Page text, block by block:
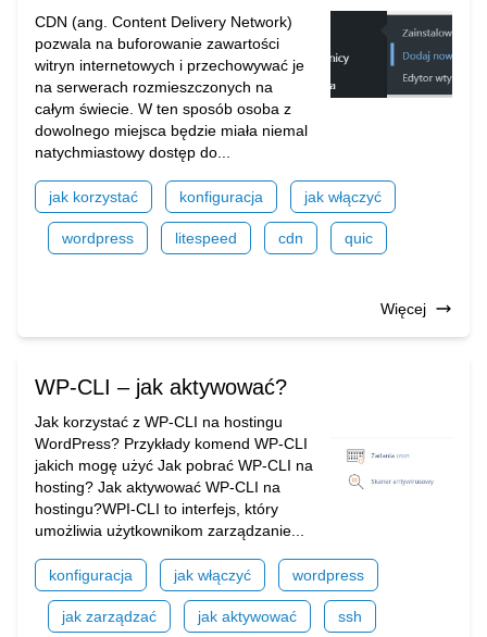
CDN (ang. Content Delivery Network)
pozwala na buforowanie zawartości
witryn internetowych i przechowywać je
na serwerach rozmieszczonych na
całym świecie. W ten sposób osoba z
dowolnego miejsca będzie miała niemal
natychmiastowy dostęp do...
jak korzystać konfiguracja jak włączyć
wordpress litespeed cdn quic
Więcej
WP-CLI – jak aktywować?
Jak korzystać z WP-CLI na hostingu
WordPress? Przykłady komend WP-CLI
jakich mogę użyć Jak pobrać WP-CLI na
hosting? Jak aktywować WP-CLI na
hostingu?WPI-CLI to interfejs, który
umożliwia użytkownikom zarządzanie...
konfiguracja jak włączyć wordpress
jak zarządzać jak aktywować ssh